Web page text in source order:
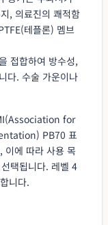
, 의료진의 쾌적함
테플론) 멤브
접합하여 방수성,
다. 수술 가운이나
for
PB70 표
이에 따라 사용 목
택됩니다. 레벨 4
니다.